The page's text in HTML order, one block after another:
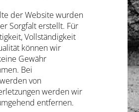
der Website wurden
Sorgfalt erstellt. Für
Vollständigkeit
können wir
Gewähr
Bei
von
werden wir
entfernen.